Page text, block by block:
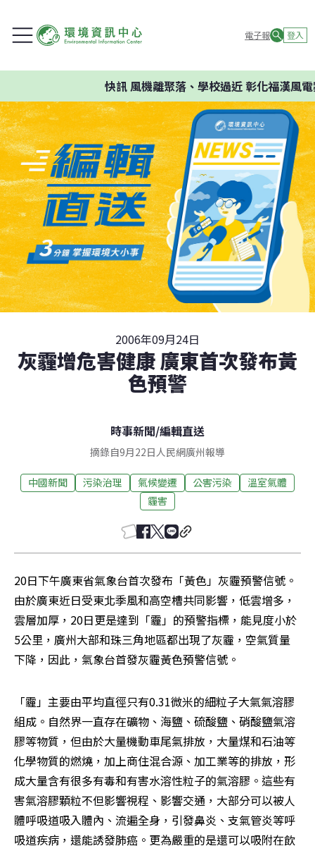
電子報 登入
快訊風機離聚落、學校過近 彰化福漢風電
2006年09月24日
灰霾增危害健康 廣東首次發布黃
色預警
時事新聞/編輯直送
摘錄自9月22日人民網廣州報導
中國新聞 污染治理 氣候變遷 公害污染
溫室氣體
霾害
20日下午廣東省氣象台首次發布「黃色」灰霾預警信號。
由於廣東近日受東北季風和高空槽共同影響，低雲增多，
雲層加厚，20日更是達到「霾」的預警指標，能見度小於
5公里，廣州大部和珠三角地區都出現了灰霾，空氣質量
下降，因此，氣象台首發灰霾黃色預警信號。
「霾」主要由平均直徑只有0.31微米的細粒子大氣氣溶膠
組成。自然界一直存在礦物、海鹽、硫酸鹽、硝酸鹽氣溶
膠等物質，但由於大量機動車尾氣排放，大量煤和石油等
化學物質的燃燒，加上商住混合源、加工業等的排放，形
成大量含有很多有毒和有害水溶性粒子的氣溶膠。這些有
害氣溶膠顆粒不但影響視程、影響交通，大部分可以被人
體呼吸道吸入體內、流遍全身，引發鼻炎、支氣管炎等呼
吸道疾病，還能誘發肺癌。更為嚴重的是還可以吸附在飲